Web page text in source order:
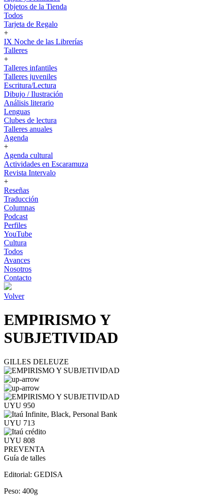
Objetos de la Tienda
Todos
Tarjeta de Regalo
+
IX Noche de las Librerías
Talleres
+
Talleres infantiles
Talleres juveniles
Escritura/Lectura
Dibujo / Ilustración
Análisis literario
Lenguas
Clubes de lectura
Talleres anuales
Agenda
+
Agenda cultural
Actividades en Escaramuza
Revista Intervalo
+
Reseñas
Traducción
Columnas
Podcast
Perfiles
YouTube
Cultura
Todos
Avances
Nosotros
Contacto
Volver
EMPIRISMO Y
SUBJETIVIDAD
GILLES DELEUZE
UYU 950
UYU 713
UYU 808
PREVENTA
Guía de talles
Editorial: GEDISA
Peso: 400g